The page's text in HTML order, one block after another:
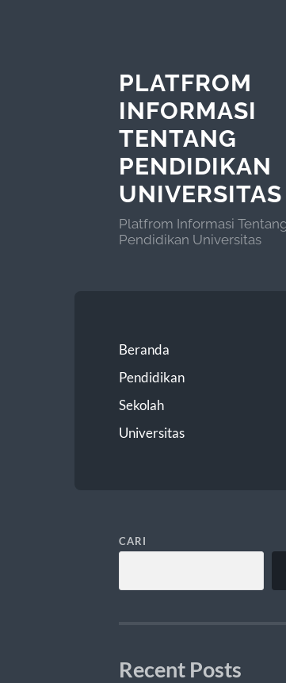
PLATFROM
INFORMASI
TENTANG
PENDIDIKAN
UNIVERSITAS
Platfrom Informasi Tentang
Pendidikan Universitas
Beranda
Pendidikan
Sekolah
Universitas
CARI
Recent Posts